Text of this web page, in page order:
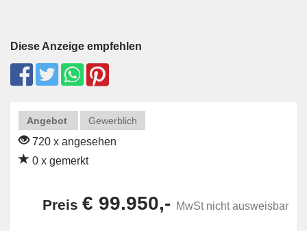
Diese Anzeige empfehlen
Angebot Gewerblich
720 x angesehen
0 x gemerkt
Preis € 99.950,- MwSt nicht ausweisbar